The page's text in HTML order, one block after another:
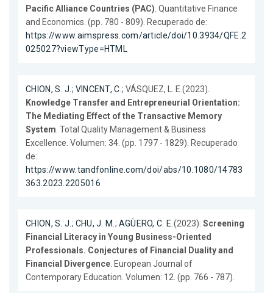
Pacific Alliance Countries (PAC). Quantitative Finance
and Economics. (pp. 780 - 809). Recuperado de:
https://www.aimspress.com/article/doi/10.3934/QFE.2
025027?viewType=HTML
CHION, S. J.; VINCENT, C.; VÁSQUEZ, L. E.(2023).
Knowledge Transfer and Entrepreneurial Orientation:
The Mediating Effect of the Transactive Memory
System. Total Quality Management & Business
Excellence. Volumen: 34. (pp. 1797 - 1829). Recuperado
de:
https://www.tandfonline.com/doi/abs/10.1080/14783
363.2023.2205016
CHION, S. J.; CHU, J. M.; AGÜERO, C. E.(2023). Screening
Financial Literacy in Young Business-Oriented
Professionals. Conjectures of Financial Duality and
Financial Divergence. European Journal of
Contemporary Education. Volumen: 12. (pp. 766 - 787).